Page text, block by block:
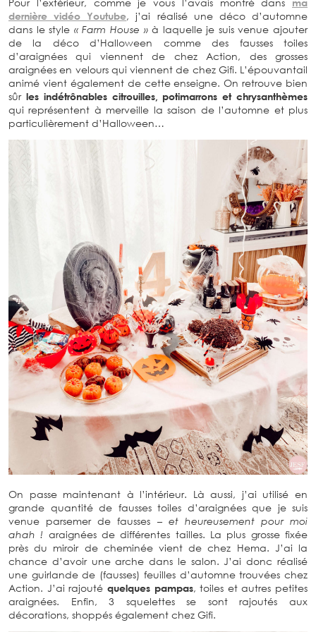
de la déco d’Halloween comme des fausses toiles
d’araignées qui viennent de chez Action, des grosses
araignées en velours qui viennent de chez Gifi.
L’épouvantail animé vient également de cette enseigne.
On retrouve bien sûrles indétrônables citrouilles, potimarrons
et chrysanthèmesqui représentent à merveille la saison de
l’automne et plus particulièrement d’Halloween…
On passe maintenant à l’intérieur. Là aussi, j’ai utilisé en
grande quantité de fausses toiles d’araignées que je suis
venue parsemer de fausses– et heureusement pour moi
ahah !
araignées de différentes tailles. La plus grosse fixée
près du miroir de cheminée vient de chez Hema. J’ai la
chance d’avoir une arche dans le salon. J’ai donc réalisé
une guirlande de (fausses) feuilles d’automne trouvées
chez Action. J’ai rajouté quelques pampas
, toiles et autres
petites araignées. Enfin, 3 squelettes se sont rajoutés aux
décorations, shoppés également chez Gifi.